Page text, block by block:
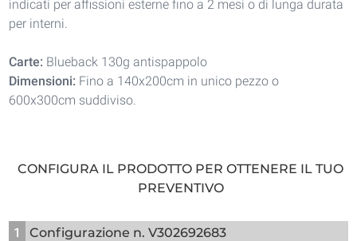
indicati per affissioni esterne fino a 2 mesi o di lunga durata
per interni.
Carte: Blueback 130g antispappolo
Dimensioni: Fino a 140x200cm in unico pezzo o
600x300cm suddiviso.
CONFIGURA IL PRODOTTO PER OTTENERE IL TUO
PREVENTIVO
1 Configurazione n. V302692683